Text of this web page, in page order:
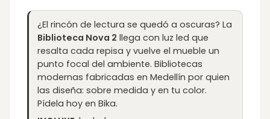
¿El rincón de lectura se quedó a oscuras? La
Biblioteca Nova 2 llega con luz led que
resalta cada repisa y vuelve el mueble un
punto focal del ambiente. Bibliotecas
modernas fabricadas en Medellín por quien
las diseña: sobre medida y en tu color.
Pídela hoy en Bika.